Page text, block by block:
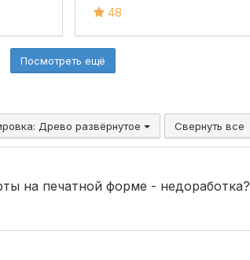
1С
48
Посмотреть ещё
Древо развёрнутое Свернуть все
на печатной форме - недоработка?